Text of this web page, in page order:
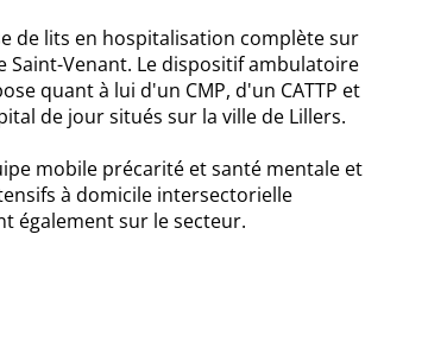
de lits en hospitalisation complète sur
Saint-Venant. Le dispositif ambulatoire
quant à lui d'un CMP, d'un CATTP et
de jour situés sur la ville de Lillers.
mobile précarité et santé mentale et
à domicile intersectorielle
également sur le secteur.